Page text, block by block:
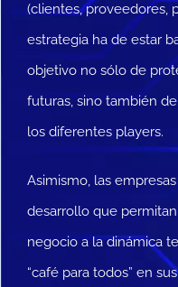
(clientes, proveedores,
estrategia ha de estar
objetivo no sólo de
futuras, sino también
los diferentes players.
Asimismo, las
desarrollo que
negocio a la dinámica
“café para todos” en